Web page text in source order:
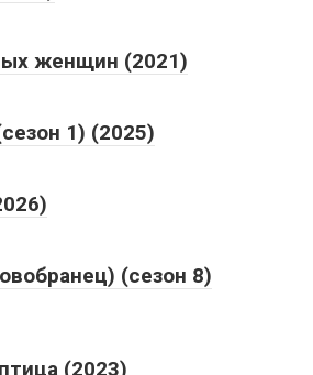
женщин (2021)
1) (2025)
(сезон 8)
(2023)